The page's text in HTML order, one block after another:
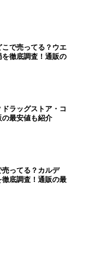
で売ってる？ウエ
徹底調査！通販の
ラッグストア・コ
最安値も紹介
ってる？カルデ
底調査！通販の最